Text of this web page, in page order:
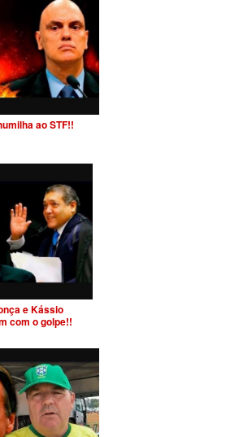
ao STF!!
e Kássio
com o golpe!!